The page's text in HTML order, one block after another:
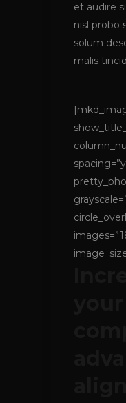
et audire
nisl probo
solum
malis